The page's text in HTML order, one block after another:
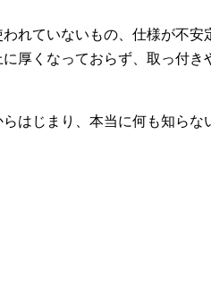
れていないもの、仕様が不安
厚くなっておらず、取っ付き
はじまり、本当に何も知らな